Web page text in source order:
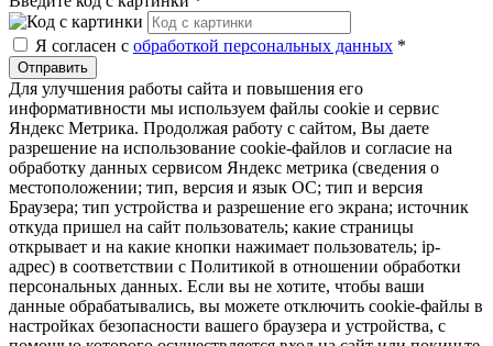
Я согласен с обработкой персональных данных *
Отправить
Для улучшения работы сайта и повышения его
информативности мы используем файлы cookie и сервис
Яндекс Метрика. Продолжая работу с сайтом, Вы даете
разрешение на использование cookie-файлов и согласие на
обработку данных сервисом Яндекс метрика (сведения о
местоположении; тип, версия и язык ОС; тип и версия
Браузера; тип устройства и разрешение его экрана; источник
откуда пришел на сайт пользователь; какие страницы
открывает и на какие кнопки нажимает пользователь; ip-
адрес) в соответствии с Политикой в отношении обработки
персональных данных. Если вы не хотите, чтобы ваши
данные обрабатывались, вы можете отключить cookie-файлы в
настройках безопасности вашего браузера и устройства, с